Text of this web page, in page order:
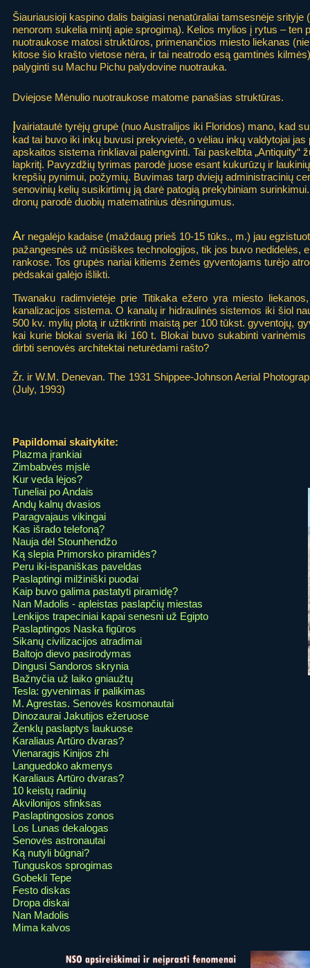
Šiauriausioji kaspino dalis baigiasi nenatūraliai tamsesnėje srityje
nenorom sukelia mintį apie sprogimą). Kelios mylios į rytus – ten
nuotraukose matosi struktūros, primenančios miesto liekanas
kitose šio krašto vietose nėra, ir tai neatrodo esą gamtinės
palyginti su Machu Pichu palydovine nuotrauka.
Dviejose Mėnulio nuotraukose matome panašias struktūras.
Įvairiatautė tyrėjų grupė (nuo Australijos iki Floridos) mano, kad
kad tai buvo iki inkų buvusi prekyvietė, o vėliau inkų valdytojai jas
apskaitos sistema rinkliavai palengvinti. Tai paskelbta „Antiquity“
lapkritį. Pavyzdžių tyrimas parodė juose esant kukurūzų ir
krepšių pynimui, požymių. Buvimas tarp dviejų administracinių
senovinių kelių susikirtimų ją darė patogią prekybiniam
dronų parodė duobių matematinius dėsningumus.
Ar negalėjo kadaise (maždaug prieš 10-15 tūks., m.) jau
pažangesnės už mūsiškes technologijos, tik jos buvo nedidelės,
rankose. Tos grupės nariai kitiems žemės gyventojams turėjo
pėdsakai galėjo išlikti.
Tiwanaku radimvietėje prie Titikaka ežero yra miesto
kanalizacijos sistema. O kanalų ir hidraulinės sistemos iki šiol
500 kv. mylių plotą ir užtikrinti maistą per 100 tūkst. gyventojų,
kai kurie blokai sveria iki 160 t. Blokai buvo sukabinti
dirbti senovės architektai neturėdami rašto?
Žr. ir W.M. Denevan. The 1931 Shippee-Johnson Aerial
(July, 1993)
Papildomai skaitykite:
Plazma įrankiai
Zimbabvės mįslė
Kur veda lėjos?
Tuneliai po Andais
Andų kalnų dvasios
Paragvajaus vikingai
Kas išrado telefoną?
Nauja dėl Stounhendžo
Ką slepia Primorsko piramidės?
Peru iki-ispaniškas paveldas
Paslaptingi milžiniški puodai
Kaip buvo galima pastatyti piramidę?
Nan Madolis - apleistas paslapčių miestas
Lenkijos trapeciniai kapai senesni už Egipto
Paslaptingos Naska figūros
Sikanų civilizacijos atradimai
Baltojo dievo pasirodymas
Dingusi Sandoros skrynia
Bažnyčia už laiko gniaužtų
Tesla: gyvenimas ir palikimas
M. Agrestas. Senovės kosmonautai
Dinozaurai Jakutijos ežeruose
Ženklų paslaptys laukuose
Karaliaus Artūro dvaras?
Vienaragis Kinijos zhi
Languedoko akmenys
Karaliaus Artūro dvaras?
10 keistų radinių
Akvilonijos sfinksas
Paslaptingosios zonos
Los Lunas dekalogas
Senovės astronautai
Ką nutyli būgnai?
Tunguskos sprogimas
Gobekli Tepe
Festo diskas
Dropa diskai
Nan Madolis
Mima kalvos